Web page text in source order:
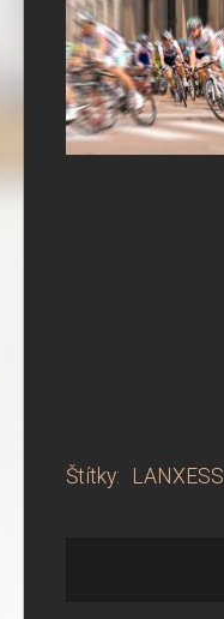
Štítky: LANXESS